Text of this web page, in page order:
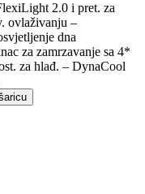
2.0 i pret. za
ovlaživanju –
dna
za zamrzavanje sa 4*
za hlađ. – DynaCool